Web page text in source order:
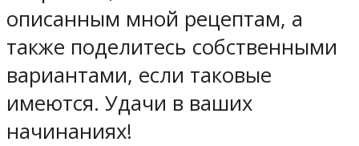
описанным мной рецептам, а
также поделитесь собственными
вариантами, если таковые
имеются. Удачи в ваших
начинаниях!